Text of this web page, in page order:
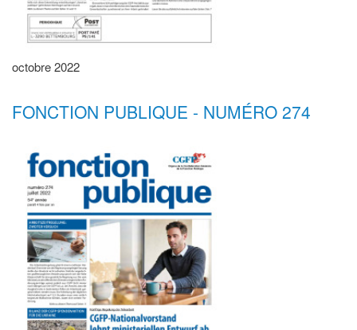
octobre 2022
FONCTION PUBLIQUE - NUMÉRO 274